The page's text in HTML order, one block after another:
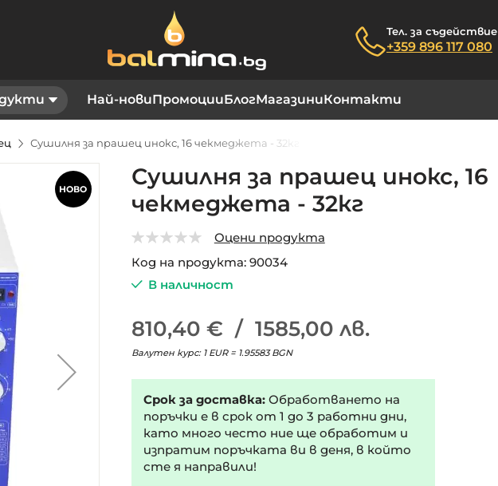
Тел. за съдействие
+359 896 117 080
Най-новиПромоцииБлогМагазиниКонтакти
Сушилня за прашец инокс, 16 чекмеджета - 32кг
НОВО
Сушилня за прашец инокс, 16
чекмеджета - 32кг
Оцени продукта
Код на продукта 90034
В наличност
810,40 € / 1585,00 лв.
Валутен курс: 1 EUR = 1.95583 BGN
Срок за доставка:Обработването на
поръчки е в срок от 1 до 3 работни дни,
като много често ние ще обработим и
изпратим поръчката ви в деня, в който
сте я направили!